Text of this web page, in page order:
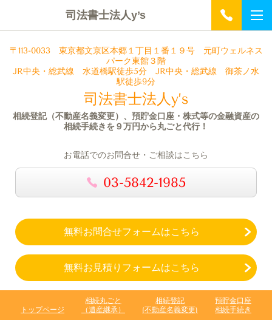
司法書士法人y’s
〒113-0033 東京都文京区本郷１丁目１番１９号 元町ウェルネス
パーク東館３階
JR中央・総武線 水道橋駅徒歩5分 JR中央・総武線 御茶ノ水
駅徒歩9分
司法書士法人y’s
相続登記（不動産名義変更）、預貯金口座・株式等の金融資産の
相続手続きを９万円から丸ごと代行！
お電話でのお問合せ・ご相談はこちら
03-5842-1985
無料お問合せフォームはこちら
無料お見積りフォームはこちら
トップページ
相続丸ごと
（遺産継承）
相続登記
(不動産名義変更)
預貯金口座
相続手続き